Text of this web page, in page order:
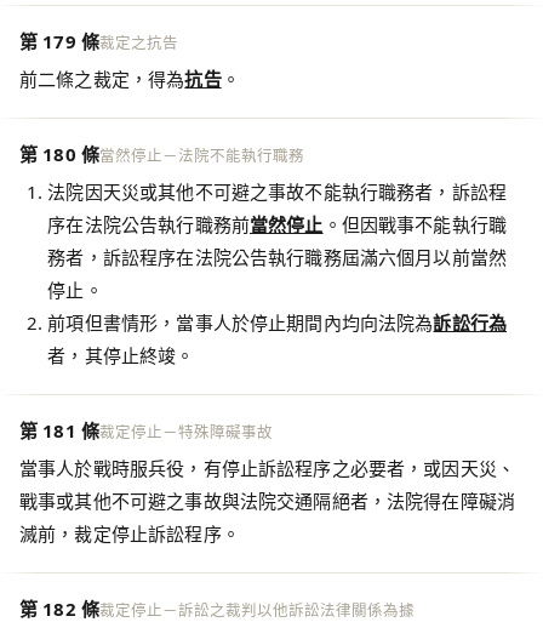
第 179 條裁定之抗告
前二條之裁定，得為抗告。
第 180 條當然停止－法院不能執行職務
法院因天災或其他不可避之事故不能執行職務者，訴訟程
序在法院公告執行職務前當然停止 。但因戰事不能執行職
務者，訴訟程序在法院公告執行職務屆滿六個月以前當然
停止。
前項但書情形，當事人於停止期間內均向法院為訴訟行為
者，其停止終竣。
第 181 條裁定停止－特殊障礙事故
當事人於戰時服兵役，有停止訴訟程序之必要者，或因天災、
戰事或其他不可避之事故與法院交通隔絕者，法院得在障礙消
滅前，裁定停止訴訟程序。
第 182 條裁定停止－訴訟之裁判以他訴訟法律關係為據